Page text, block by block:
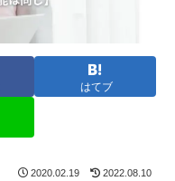
はてブ
2020.02.19 2022.08.10